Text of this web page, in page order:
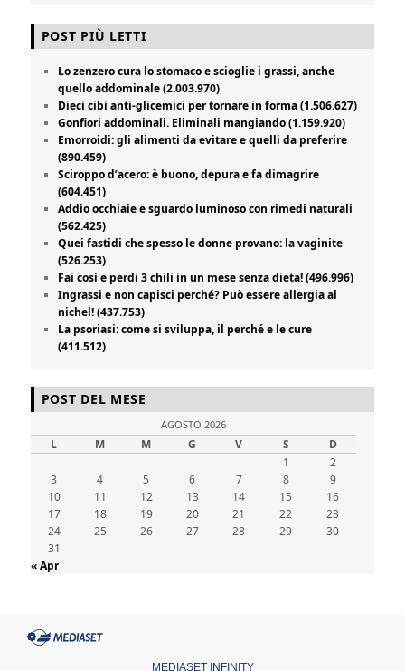
POST PIÙ LETTI
Lo zenzero cura lo stomaco e scioglie i grassi, anche
quello addominale (2.003.970)
Dieci cibi anti-glicemici per tornare in forma (1.506.627)
Gonfiori addominali. Eliminali mangiando (1.159.920)
Emorroidi: gli alimenti da evitare e quelli da preferire
(890.459)
Sciroppo d’acero: è buono, depura e fa dimagrire
(604.451)
Addio occhiaie e sguardo luminoso con rimedi naturali
(562.425)
Quei fastidi che spesso le donne provano: la vaginite
(526.253)
Fai così e perdi 3 chili in un mese senza dieta! (496.996)
Ingrassi e non capisci perché? Può essere allergia al
nichel! (437.753)
La psoriasi: come si sviluppa, il perché e le cure
(411.512)
POST DEL MESE
AGOSTO 2026
L M M G V S
D
1
2
3
4 5 6 7 8
9
10
11 12 13 14 15
16
17
18 19 20 21 22
23
24
25 26 27 28 29
30
31
« Apr
MEDIASET INFINITY